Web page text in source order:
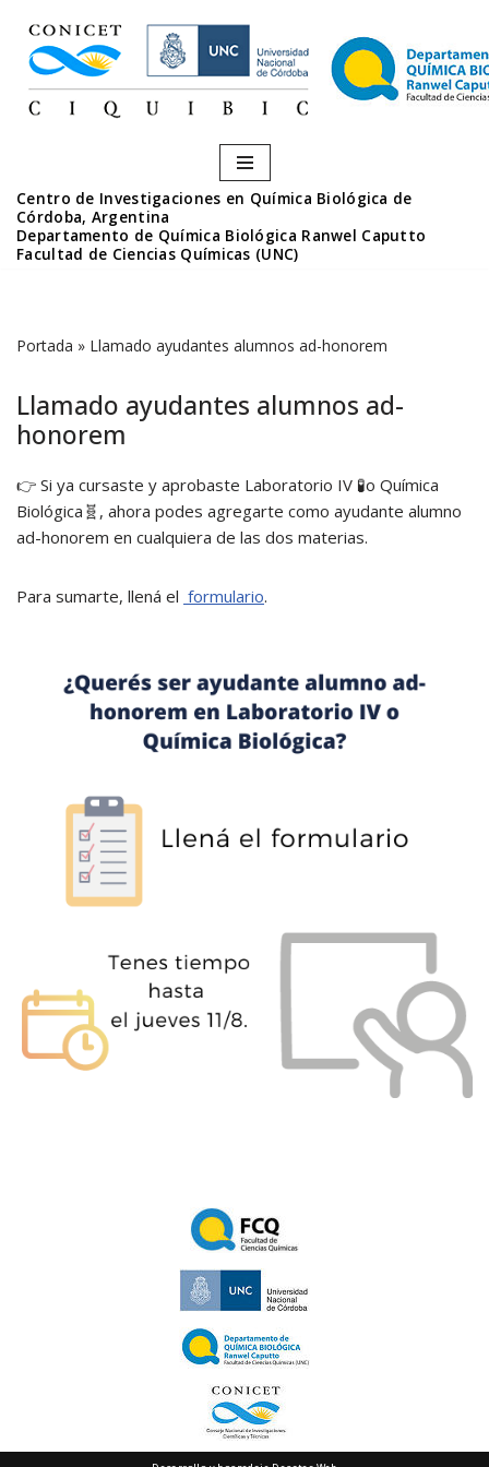
Saltar
contenido
Centro de Investigaciones en Química Biológica de
Córdoba, Argentina
Departamento de Química Biológica Ranwel Caputto
Facultad de Ciencias Químicas (UNC)
Portada » Llamado ayudantes alumnos ad-honorem
Llamado ayudantes alumnos ad-
honorem
👉 Si ya cursaste y aprobaste Laboratorio IV 🧪o Química
Biológica🧬, ahora podes agregarte como ayudante alumno
ad-honorem en cualquiera de las dos materias.
Para sumarte, llená el formulario.